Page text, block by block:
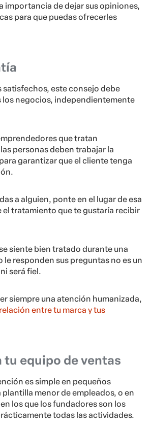
importancia de dejar sus opiniones,
para que puedas ofrecerles
satisfechos, este consejo debe
los negocios, independientemente
que tratan
personas deben trabajar la
garantizar que el cliente tenga
a alguien, ponte en el lugar de esa
el tratamiento que te gustaría recibir
siente bien tratado durante una
le responden sus preguntas no es un
será fiel.
siempre una atención humanizada,
entre tu marca y tus
tu equipo de ventas
es simple en pequeños
menor de empleados, o en
los que los fundadores son los
todas las actividades.